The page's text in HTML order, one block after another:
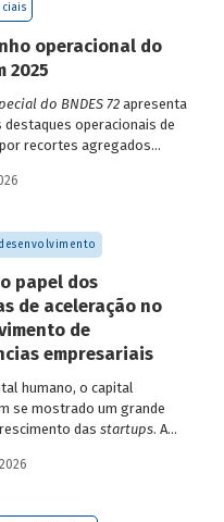
operacional do
2025
do BNDES 72 apresenta
destaques operacionais de
recortes agregados
Banco.
papel dos
de aceleração no
de
empresariais
humano, o capital
se mostrado um grande
das startups. A
de aceleração têm